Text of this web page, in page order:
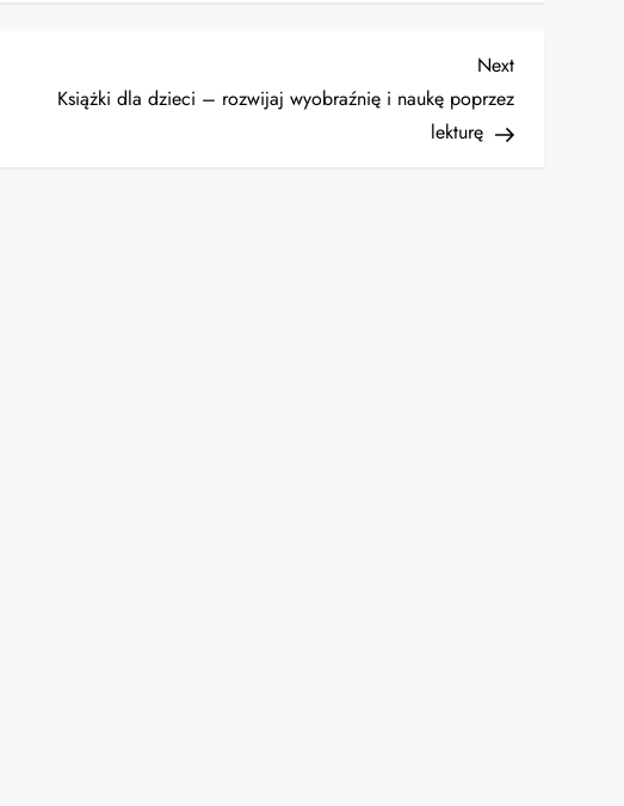
Next
Post
Next
Książki dla dzieci – rozwijaj wyobraźnię i naukę poprzez
lekturę